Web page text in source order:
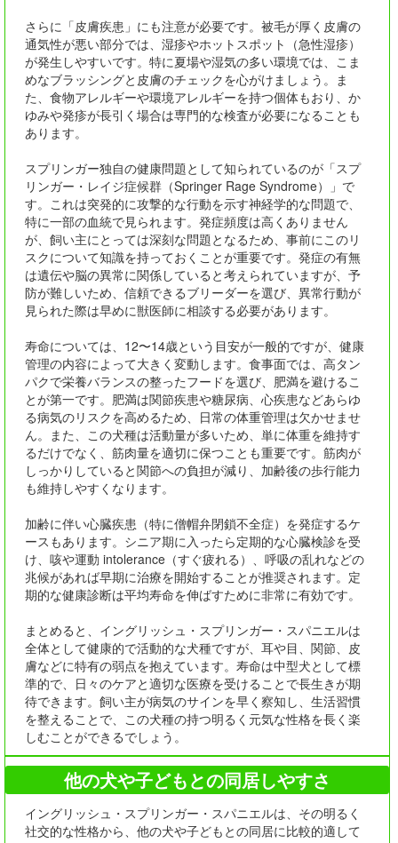
さらに「皮膚疾患」にも注意が必要です。被毛が厚く皮膚の
通気性が悪い部分では、湿疹やホットスポット（急性湿疹）
が発生しやすいです。特に夏場や湿気の多い環境では、こま
めなブラッシングと皮膚のチェックを心がけましょう。ま
た、食物アレルギーや環境アレルギーを持つ個体もおり、か
ゆみや発疹が長引く場合は専門的な検査が必要になることも
あります。
スプリンガー独自の健康問題として知られているのが「スプ
リンガー・レイジ症候群（Springer Rage Syndrome）」で
す。これは突発的に攻撃的な行動を示す神経学的な問題で、
特に一部の血統で見られます。発症頻度は高くありません
が、飼い主にとっては深刻な問題となるため、事前にこのリ
スクについて知識を持っておくことが重要です。発症の有無
は遺伝や脳の異常に関係していると考えられていますが、予
防が難しいため、信頼できるブリーダーを選び、異常行動が
見られた際は早めに獣医師に相談する必要があります。
寿命については、12〜14歳という目安が一般的ですが、健康
管理の内容によって大きく変動します。食事面では、高タン
パクで栄養バランスの整ったフードを選び、肥満を避けるこ
とが第一です。肥満は関節疾患や糖尿病、心疾患などあらゆ
る病気のリスクを高めるため、日常の体重管理は欠かせませ
ん。また、この犬種は活動量が多いため、単に体重を維持す
るだけでなく、筋肉量を適切に保つことも重要です。筋肉が
しっかりしていると関節への負担が減り、加齢後の歩行能力
も維持しやすくなります。
加齢に伴い心臓疾患（特に僧帽弁閉鎖不全症）を発症するケ
ースもあります。シニア期に入ったら定期的な心臓検診を受
け、咳や運動 intolerance（すぐ疲れる）、呼吸の乱れなどの
兆候があれば早期に治療を開始することが推奨されます。定
期的な健康診断は平均寿命を伸ばすために非常に有効です。
まとめると、イングリッシュ・スプリンガー・スパニエルは
全体として健康的で活動的な犬種ですが、耳や目、関節、皮
膚などに特有の弱点を抱えています。寿命は中型犬として標
準的で、日々のケアと適切な医療を受けることで長生きが期
待できます。飼い主が病気のサインを早く察知し、生活習慣
を整えることで、この犬種の持つ明るく元気な性格を長く楽
しむことができるでしょう。
他の犬や子どもとの同居しやすさ
イングリッシュ・スプリンガー・スパニエルは、その明るく
社交的な性格から、他の犬や子どもとの同居に比較的適して